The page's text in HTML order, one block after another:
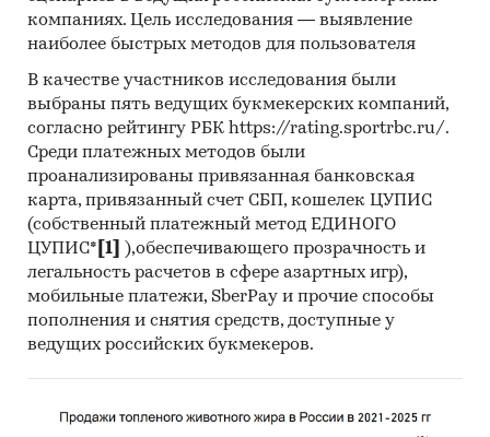
торгах показано средневзвешенное
отклонение итоговой стоимости контрактов
от их начальной максимальной цены.
Покупателям работы предоставляется
выгрузка в формате MS Excel. Параметры
выгрузки могут быть скорректированы по
запросу заказчика.
Профили крупнейших производителей
наборов для оказания первой помощи
В работе представлены профили крупнейших
компаний-производителей наборов для
оказания первой помощи.Профили компаний
показывают информацию о динамике
актуальную контактную информацию,
компаниях. Цель исследования — выявление
наиболее быстрых методов для пользователя
В качестве участников исследования были
выбраны пять ведущих букмекерских компаний,
согласно рейтингу РБК https://rating.sportrbc.ru/.
Среди платежных методов были
проанализированы привязанная банковская
карта, привязанный счет СБП, кошелек ЦУПИС
(собственный платежный метод ЕДИНОГО
ЦУПИС* [1]
),обеспечивающего прозрачность и
легальность расчетов в сфере азартных игр),
мобильные платежи, SberPay и прочие способы
пополнения и снятия средств, доступные у
ведущих российских букмекеров.